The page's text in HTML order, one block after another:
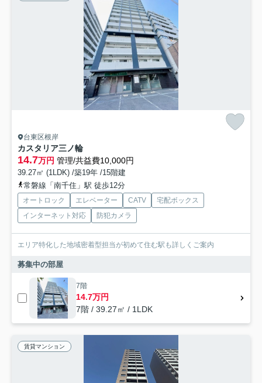
台東区根岸
カスタリア三ノ輪
14.7万円 管理/共益費10,000円
39.27㎡ (1LDK) /築19年 /15階建
常磐線「南千住」駅 徒歩12分
オートロック エレベーター CATV
宅配ボックス
インターネット対応
防犯カメラ
エリア特化した地域密着型担当が初めて住む駅も詳しくご案内
募集中の部屋
7階
14.7万円
7階 / 39.27㎡ / 1LDK
賃貸マンション